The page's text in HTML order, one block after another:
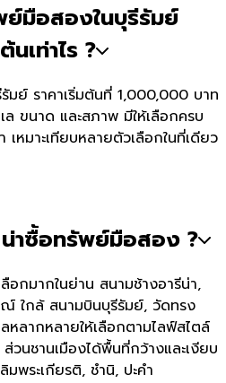
ย์มือสองในบุรีรัมย์
เท่าไร ?
มย์ ราคาเริ่มต้นที่ 1,000,000 บาท
ล ขนาด และสภาพ มีให้เลือกครบ
เหมาะเทียบหลายตัวเลือกในที่เดียว
น่าซื้อทรัพย์มือสอง ?
อกมากในย่าน สนามช้างอารีน่า,
ณ์ ใกล้ สนามบินบุรีรัมย์, วัดทรง
หลากหลายให้เลือกตามไลฟ์สไตล์
ส่วนชานเมืองได้พื้นที่กว้างและเงียบ
พระเกียรติ, ชำนิ, ปะคำ